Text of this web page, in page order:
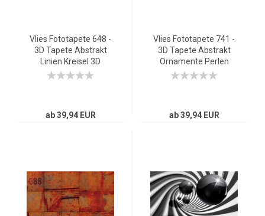
Vlies Fototapete 648 -
3D Tapete Abstrakt
Linien Kreisel 3D
schwarz - weiß
ab 39,94 EUR
Vlies Fototapete 741 -
3D Tapete Abstrakt
Ornamente Perlen
Diamant Gitter Welle
ab 39,94 EUR